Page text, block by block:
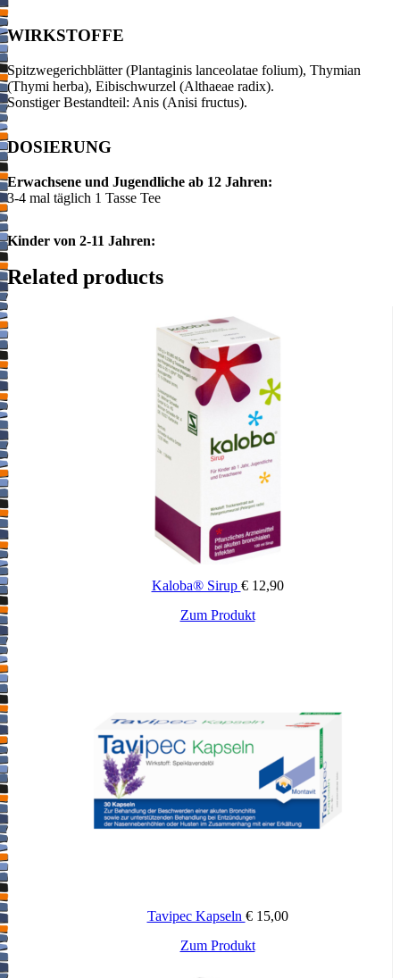
WIRKSTOFFE
Spitzwegerichblätter (Plantaginis lanceolatae folium), Thymian
(Thymi herba), Eibischwurzel (Althaeae radix).
Sonstiger Bestandteil: Anis (Anisi fructus).
DOSIERUNG
Erwachsene und Jugendliche ab 12 Jahren:
3-4 mal täglich 1 Tasse Tee
Kinder von 2-11 Jahren:
bis zu 3 mal täglich 1 Tasse Tee
ART DER ANWENDUNG
Zum Trinken nach Bereitung eines Teeaufgusses. Pro Tasse (125
ml) 1 Filterbeutel mit kochendem Wasser übergießen, 10 Minuten
zugedeckt ziehen lassen. Danach Filterbeutel gut ausdrücken und
den Tee lauwarm, schluckweise trinken. Der Tee kann nach
Geschmack gesüßt werden.
Packungsbeilage beachten.
Über Wirkung und mögliche unerwünschte Wirkungen informieren
Gebrauchsinformation, Arzt oder Apotheker.
Related products
Kaloba® Sirup €12,90
Zum Produkt
Tavipec Kapseln €15,00
Zum Produkt